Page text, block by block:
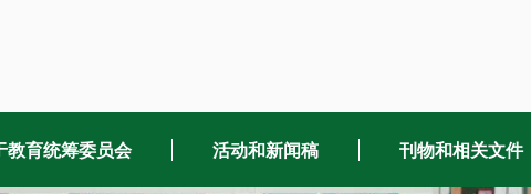
教育统筹委员会 活动和新闻稿 刊物和相关文件